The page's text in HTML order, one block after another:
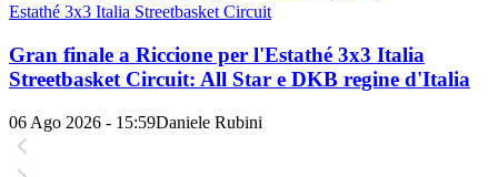
Estathé 3x3 Italia Streetbasket Circuit
Gran finale a Riccione per l'Estathé 3x3 Italia
Streetbasket Circuit: All Star e DKB regine d'Italia
06 Ago 2026 - 15:59Daniele Rubini